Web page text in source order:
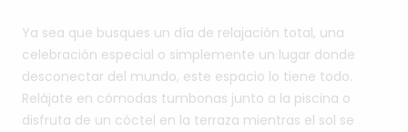
Ya sea que busques un día de relajación total, una
celebración especial o simplemente un lugar donde
desconectar del mundo, este espacio lo tiene todo.
Relájate en cómodas tumbonas junto a la piscina o
disfruta de un cóctel en la terraza mientras el sol se